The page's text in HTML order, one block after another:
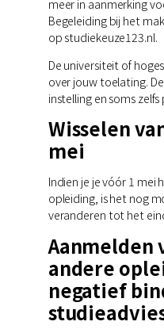
Begeleiding bij het
op studiekeuze123.nl.
De universiteit of
over jouw toelating.
instelling en soms
Wisselen
mei
Indien je je vóór 1 mei
opleiding, is het nog
veranderen tot het
Aanmelden
andere
negatief